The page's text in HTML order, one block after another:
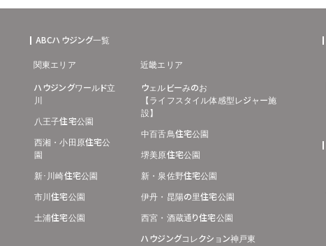
ABCハウジング一覧
関東エリア
ハウジングワールド立
川
八王子住宅公園
西湘・小田原住宅公
園
新･川崎住宅公園
市川住宅公園
土浦住宅公園
近畿エリア
ウェルビーみのお
【ライフスタイル体感型レジャー施
設】
中百舌鳥住宅公園
堺美原住宅公園
新・泉佐野住宅公園
伊丹・昆陽の里住宅公園
西宮・酒蔵通り住宅公園
ハウジングコレクション神戸東